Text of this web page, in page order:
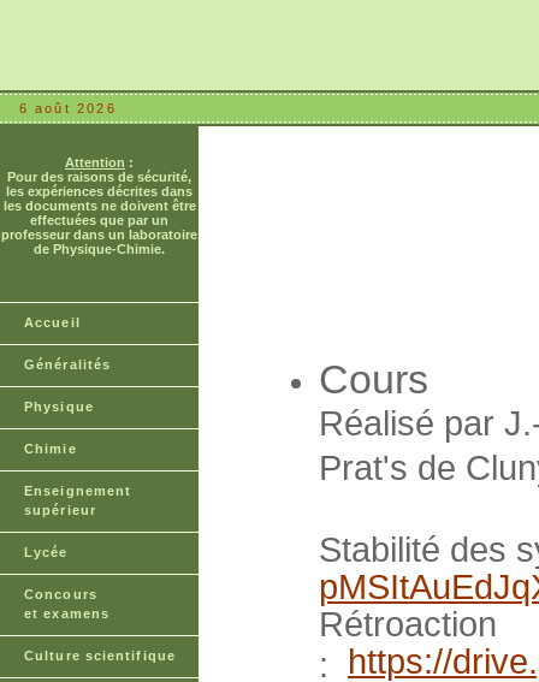
6 août 2026
Attention :
Pour des raisons de sécurité,
les expériences décrites dans
les documents ne doivent être
effectuées que par un
professeur dans un laboratoire
de Physique-Chimie.
Accueil
Généralités
Physique
Chimie
Enseignement
supérieur
Lycée
Concours
et examens
Culture scientifique
Cours
Réalisé par
Prat's de
Stabilité des
Rétroaction
: https://